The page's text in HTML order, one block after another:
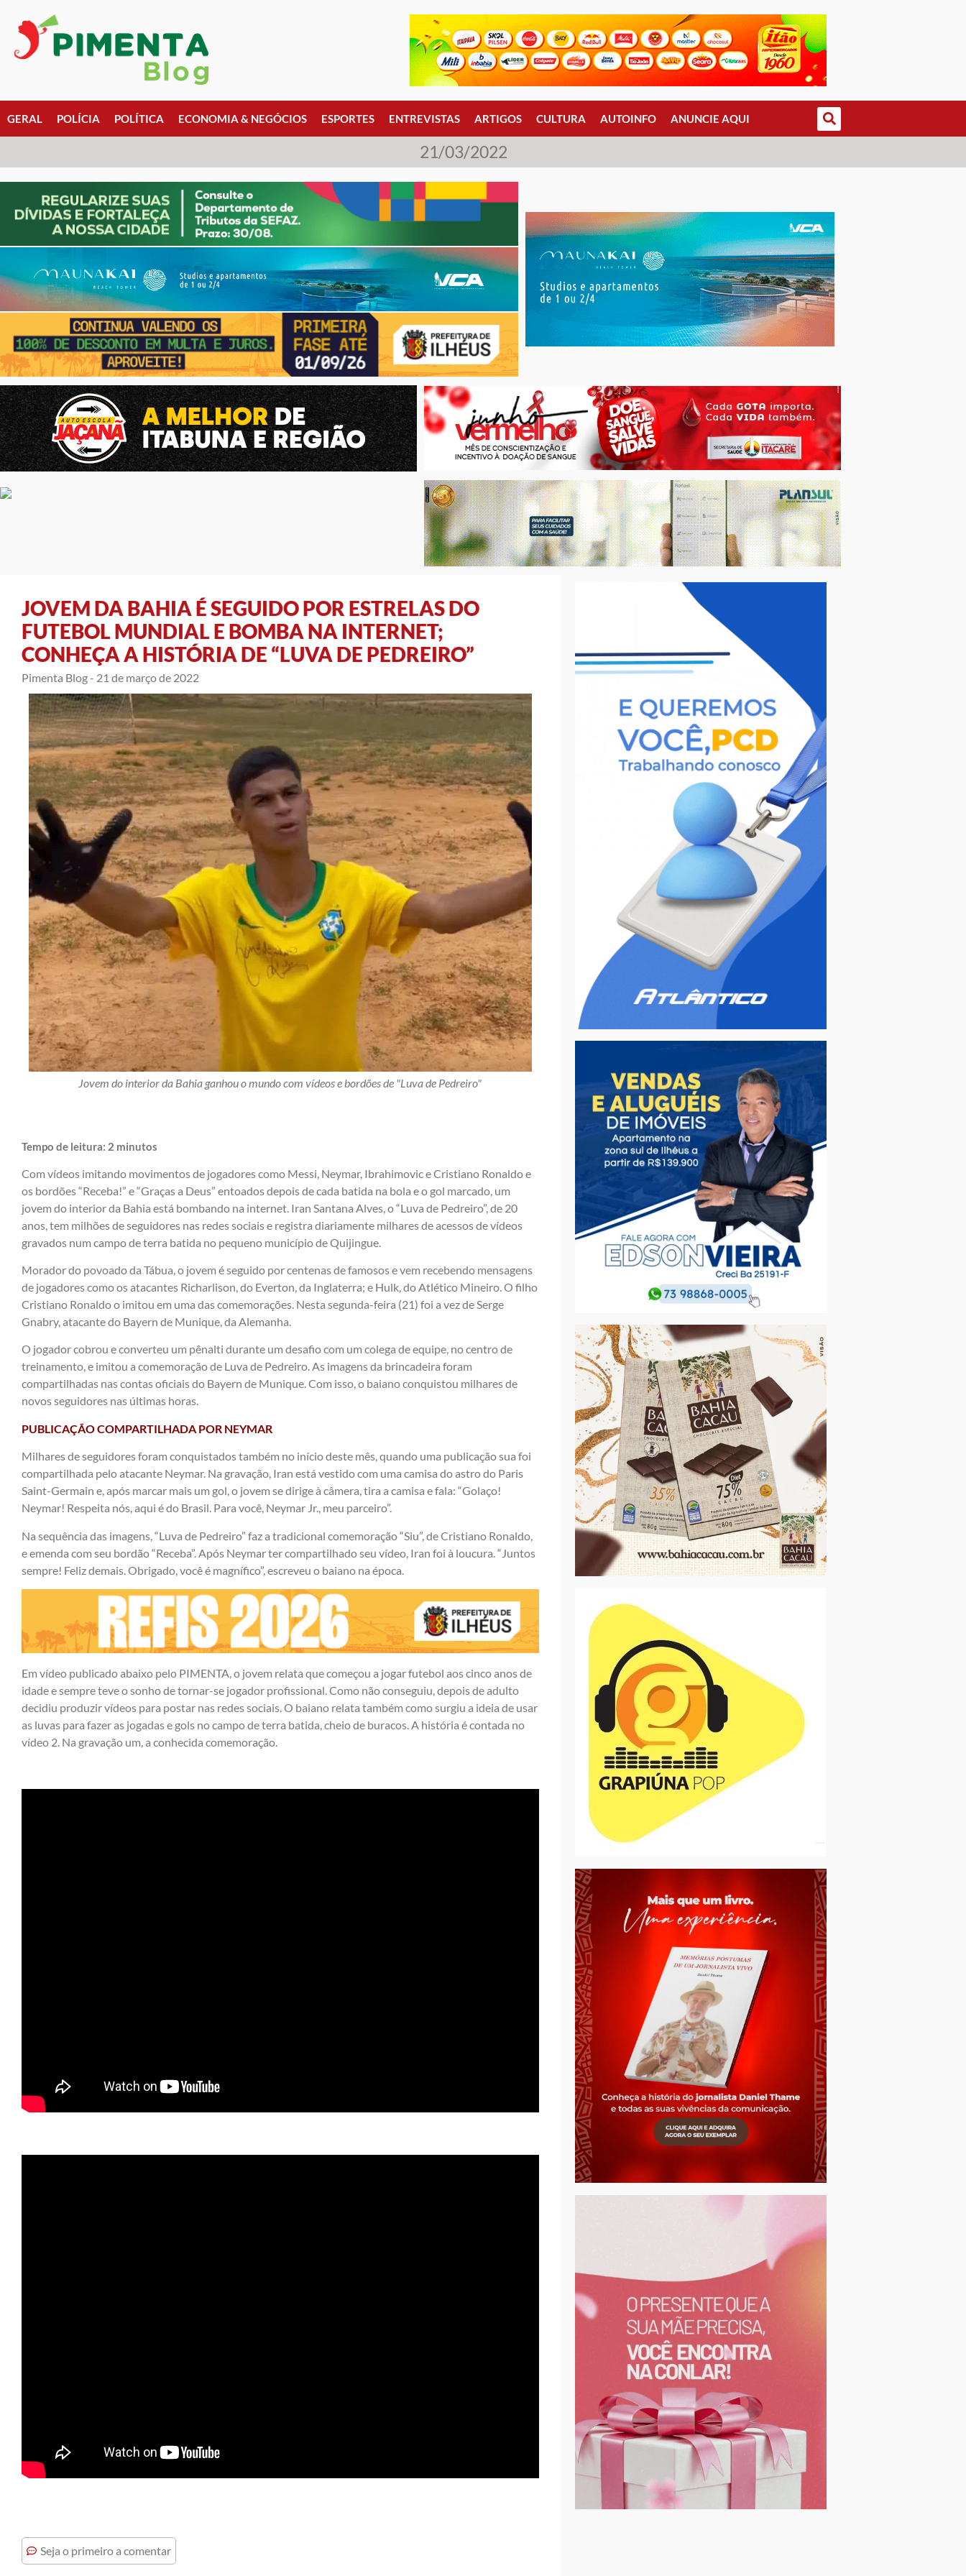
GERAL POLÍCIA POLÍTICA ECONOMIA & NEGÓCIOS ESPORTES ENTREVISTAS ARTIGOS CULTURA AUTOINFO ANUNCIE AQUI
21/03/2022
JOVEM DA BAHIA É SEGUIDO POR ESTRELAS DO
FUTEBOL MUNDIAL E BOMBA NA INTERNET;
CONHEÇA A HISTÓRIA DE “LUVA DE PEDREIRO”
Pimenta Blog - 21 de março de 2022
Jovem do interior da Bahia ganhou o mundo com vídeos e bordões de "Luva de Pedreiro"
Tempo de leitura: 2 minutos
Com vídeos imitando movimentos de jogadores como Messi, Neymar, Ibrahimovic e Cristiano Ronaldo e
os bordões “Receba!” e “Graças a Deus” entoados depois de cada batida na bola e o gol marcado, um
jovem do interior da Bahia está bombando na internet. Iran Santana Alves, o “Luva de Pedreiro”, de 20
anos, tem milhões de seguidores nas redes sociais e registra diariamente milhares de acessos de vídeos
gravados num campo de terra batida no pequeno município de Quijingue.
Morador do povoado da Tábua, o jovem é seguido por centenas de famosos e vem recebendo mensagens
de jogadores como os atacantes Richarlison, do Everton, da Inglaterra; e Hulk, do Atlético Mineiro. O filho
Cristiano Ronaldo o imitou em uma das comemorações. Nesta segunda-feira (21) foi a vez de Serge
Gnabry, atacante do Bayern de Munique, da Alemanha.
O jogador cobrou e converteu um pênalti durante um desafio com um colega de equipe, no centro de
treinamento, e imitou a comemoração de Luva de Pedreiro. As imagens da brincadeira foram
compartilhadas nas contas oficiais do Bayern de Munique. Com isso, o baiano conquistou milhares de
novos seguidores nas últimas horas.
PUBLICAÇÃO COMPARTILHADA POR NEYMAR
Milhares de seguidores foram conquistados também no início deste mês, quando uma publicação sua foi
compartilhada pelo atacante Neymar. Na gravação, Iran está vestido com uma camisa do astro do Paris
Saint-Germain e, após marcar mais um gol, o jovem se dirige à câmera, tira a camisa e fala: “Golaço!
Neymar! Respeita nós, aqui é do Brasil. Para você, Neymar Jr., meu parceiro”.
Na sequência das imagens, “Luva de Pedreiro” faz a tradicional comemoração “Siu”, de Cristiano Ronaldo,
e emenda com seu bordão “Receba”. Após Neymar ter compartilhado seu vídeo, Iran foi à loucura. “Juntos
sempre! Feliz demais. Obrigado, você é magnífico”, escreveu o baiano na época.
Em vídeo publicado abaixo pelo PIMENTA, o jovem relata que começou a jogar futebol aos cinco anos de
idade e sempre teve o sonho de tornar-se jogador profissional. Como não conseguiu, depois de adulto
decidiu produzir vídeos para postar nas redes sociais. O baiano relata também como surgiu a ideia de usar
as luvas para fazer as jogadas e gols no campo de terra batida, cheio de buracos. A história é contada no
vídeo 2. Na gravação um, a conhecida comemoração.
Seja o primeiro a comentar